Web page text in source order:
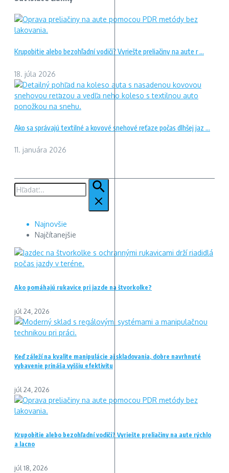
Krupobitie alebo bezohľadní vodiči? Vyriešte preliačiny na aute r ...
18. júla 2026
Ako sa správajú textilné a kovové snehové reťaze počas dlhšej jaz ...
11. januára 2026
Hľadať:
Najnovšie
Najčítanejšie
Ako pomáhajú rukavice pri jazde na štvorkolke?
júl 24, 2026
Keď záleží na kvalite manipulácie aj skladovania, dobre navrhnuté
vybavenie prináša vyššiu efektivitu
júl 24, 2026
Krupobitie alebo bezohľadní vodiči? Vyriešte preliačiny na aute rýchlo
a lacno
júl 18, 2026